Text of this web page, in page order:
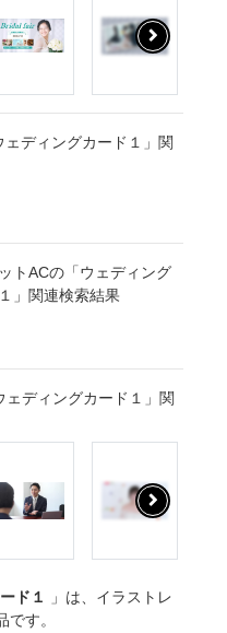
ェディングカード１」関
トACの「ウェディング
」関連検索結果
ェディングカード１」関
ド１
」は、イラストレ
です。